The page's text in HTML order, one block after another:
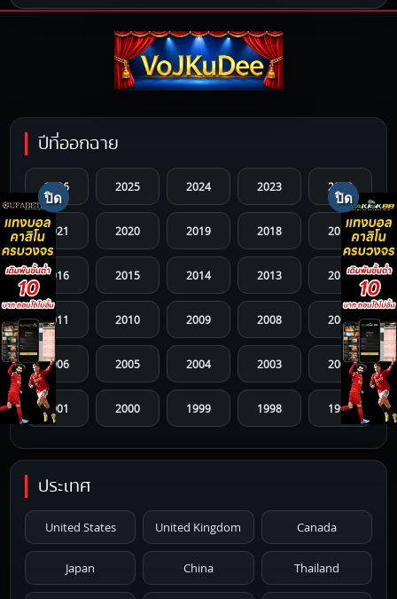
ปีที่ออกฉาย
2026 2025 2024 2023 2022
2021 2020 2019 2018 2017
2016 2015 2014 2013 2012
2011 2010 2009 2008 2007
2006 2005 2004 2003 2002
2001 2000 1999 1998 1997
1996 1995 1994 1993 1992
1986 1985 1984 1983 1982
1981 1980 1979 1978 1977
ประเทศ
United States United Kingdom Canada
Japan China Thailand